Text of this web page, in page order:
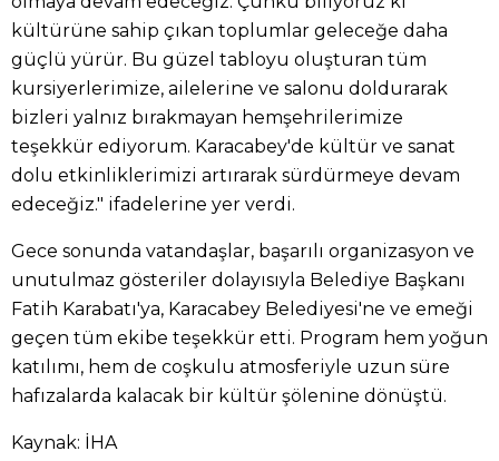
kültürüne sahip çıkan toplumlar geleceğe daha
güçlü yürür. Bu güzel tabloyu oluşturan tüm
kursiyerlerimize, ailelerine ve salonu doldurarak
bizleri yalnız bırakmayan hemşehrilerimize
teşekkür ediyorum. Karacabey'de kültür ve sanat
dolu etkinliklerimizi artırarak sürdürmeye devam
edeceğiz." ifadelerine yer verdi.
Gece sonunda vatandaşlar, başarılı organizasyon ve
unutulmaz gösteriler dolayısıyla Belediye Başkanı
Fatih Karabatı'ya, Karacabey Belediyesi'ne ve emeği
geçen tüm ekibe teşekkür etti. Program hem yoğun
katılımı, hem de coşkulu atmosferiyle uzun süre
hafızalarda kalacak bir kültür şölenine dönüştü.
Kaynak: İHA